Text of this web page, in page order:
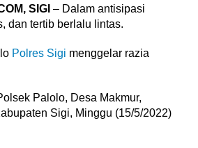
SIGI – Dalam antisipasi
dan tertib berlalu lintas.
Polres Sigi menggelar razia
Palolo, Desa Makmur,
Sigi, Minggu (15/5/2022)